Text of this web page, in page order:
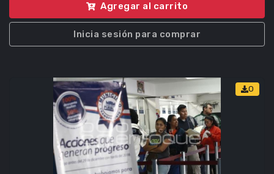
Agregar al carrito
Inicia sesión para comprar
0